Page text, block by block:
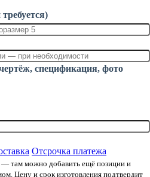
спецификация, фото
Отсрочка платежа
— там можно добавить ещё позиции и
Цену и срок изготовления подтвердит